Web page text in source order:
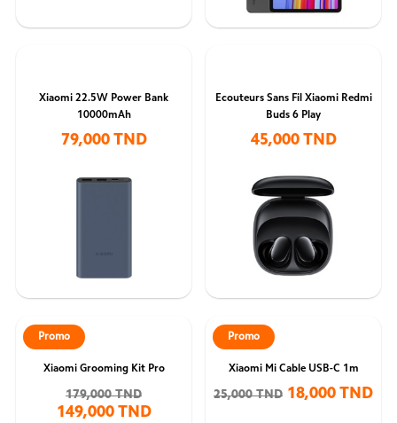
Xiaomi 22.5W Power Bank
10000mAh
79,000 TND
Ecouteurs Sans Fil Xiaomi Redmi
Buds 6 Play
45,000 TND
Xiaomi Grooming Kit Pro
179,000 TND
149,000 TND
Promo
Xiaomi Mi Cable USB-C 1m
25,000 TND 18,000 TND
Promo